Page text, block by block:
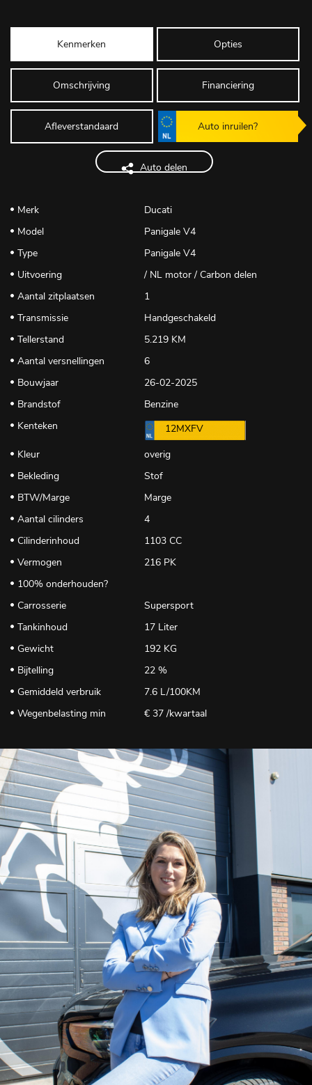
Kenmerken Opties
Omschrijving Financiering
Afleverstandaard Auto inruilen?
Auto delen
Merk
Ducati
Model
Panigale V4
Type
Panigale V4
Uitvoering
/ NL motor / Carbon delen
Aantal zitplaatsen
1
Transmissie
Handgeschakeld
Tellerstand
5.219 KM
Aantal versnellingen
6
Bouwjaar
26-02-2025
Brandstof
Benzine
Kenteken
12MXFV
Kleur
overig
Bekleding
Stof
BTW/Marge
Marge
Aantal cilinders
4
Cilinderinhoud
1103 CC
Vermogen
216 PK
100% onderhouden?
Carrosserie
Supersport
Tankinhoud
17 Liter
Gewicht
192 KG
Bijtelling
22 %
Gemiddeld verbruik
7.6 L/100KM
Wegenbelasting min
€ 37 /kwartaal